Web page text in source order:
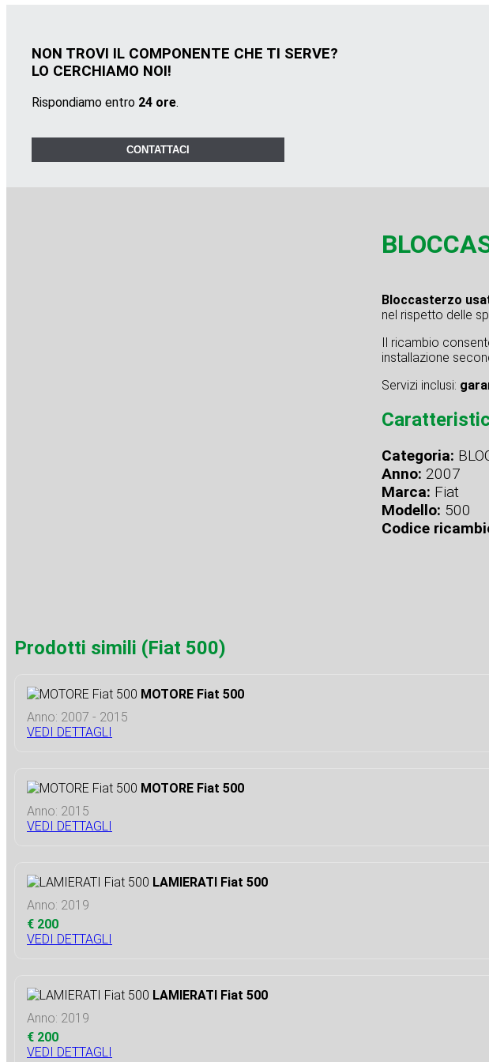
NON TROVI IL COMPONENTE CHE TI SERVE?
LO CERCHIAMO NOI!
Rispondiamo entro 24 ore.
CONTATTACI
Bloccasterzo
nel rispetto delle
Il ricambio
installazione
Servizi inclusi:
Categoria:
Anno: 2007
Marca: Fiat
Modello: 500
Codice
Prodotti simili (Fiat 500)
MOTORE Fiat 500
Anno: 2007 - 2015
VEDI DETTAGLI
MOTORE Fiat 500
Anno: 2015
VEDI DETTAGLI
LAMIERATI Fiat 500
Anno: 2019
€ 200
VEDI DETTAGLI
LAMIERATI Fiat 500
Anno: 2019
€ 200
VEDI DETTAGLI